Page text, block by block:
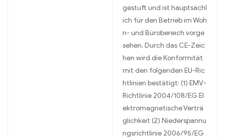
gestuft und ist hauptsächl
ich für den Betrieb im Woh
n- und Bürobereich vorge
sehen. Durch das CE-Zeic
hen wird die Konformität
mit den folgenden EU-Ric
htlinien bestätigt: (1) EMV-
Richtlinie 2004/108/EG El
ektromagnetische Verträ
glichkeit (2) Niederspannu
ngsrichtlinie 2006/95/EG